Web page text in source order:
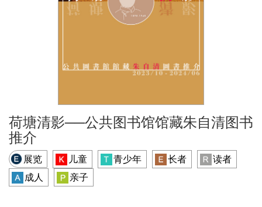
荷塘清影──公共图书馆馆藏朱自清图书
推介
展览 儿童 青少年 长者
读者
成人
亲子